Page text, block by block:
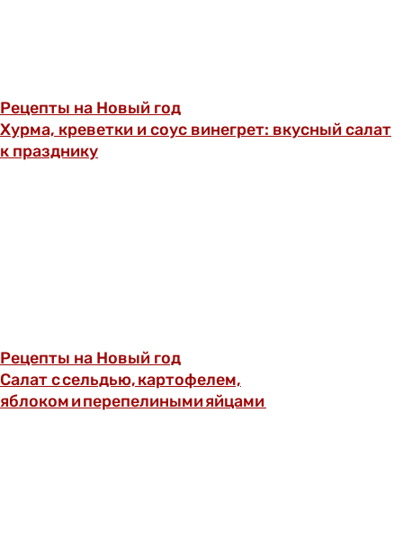
Рецепты на Новый год
Хурма, креветки и соус винегрет: вкусный салат
к празднику
Рецепты на Новый год
Салат с сельдью, картофелем,
яблоком и перепелиными яйцами